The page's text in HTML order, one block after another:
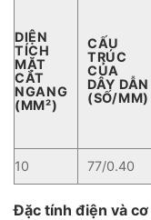
DIỆN
TÍCH
MẶT
CẮT
NGANG
(MM²)
CẤU
TRÚC
CỦA
DÂY DẪN
(SỐ/MM)
10 77/0.40
Đặc tính điện và cơ